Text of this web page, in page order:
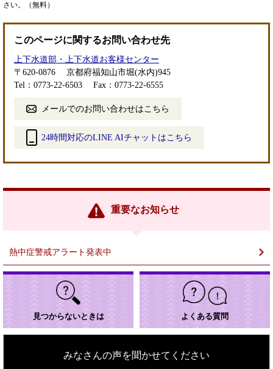
さい。（無料）
このページに関するお問い合わせ先
上下水道部・上下水道お客様センター
〒620-0876
京都府福知山市堀(水内)945
Tel：0773-22-6503
Fax：0773-22-6555
メールでのお問い合わせはこちら
24時間対応のLINE AIチャットはこちら
リ
重要なお知らせ
熱中症警戒アラート発表中
見つからないときは よくある質問
みなさんの声を聞かせてください